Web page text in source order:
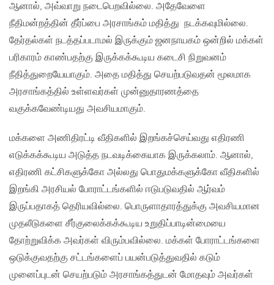
ஆனால், அவ்வாறு நடைபெறவில்லை. அதேவேளை
நீதிமன்றத்தின் தீர்ப்பை அரசாங்கம் மதித்து நடக்கவுமில்லை.
தேர்தல்கள் நடத்தப்படாமல் இருக்கும் ஜனநாயகம் ஒன்றில் மக்கள்
பரிகாரம் காண்பதற்கு இருக்கக்கூடிய கடைசி நிறுவனம்
நீதித்துறையேயாகும். அதை மதித்து செயற்படுவதன் மூலமாக
அரசாங்கத்தில் உள்ளவர்கள் முன்னுதாரணத்தை
வகுக்கவேண்டியது அவசியமாகும்.
மக்களை அணிதிரட்டி வீதிகளில் இறங்கச்செய்வது எதிரணி
எடுக்கக்கூடிய அடுத்த நடவடிக்கையாக இருக்கலாம். ஆனால்,
எதிரணி கட்சிகளுக்கோ அல்லது பொதுமக்களுக்கோ வீதிகளில்
இறங்கி அரசியல் போராட்டங்களில் ஈடுபடுவதில் ஆர்வம்
இருப்பதாகத் தெரியவில்லை. பொருளாதாரத்துக்கு அவசியமான
முதலீடுகளை சீர்குலைக்கக்கூடிய உறுதிப்பாடின்மையை
தோற்றுவிக்க அவர்கள் விரும்பவில்லை. மக்கள் போராட்டங்களை
ஒடுக்குவதற்கு சட்டங்களைப் பயன்படுத்துவதில் கடும்
முனைப்புடன் செயற்படும் அரசாங்கத்துடன் மோதவும் அவர்கள்